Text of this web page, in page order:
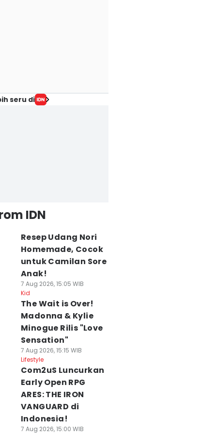
seru di
IDN
Resep Udang Nori
Homemade, Cocok
untuk Camilan Sore
Anak!
7 Aug 2026, 15:05 WIB
Kid
The Wait is Over!
Madonna & Kylie
Minogue Rilis "Love
Sensation"
7 Aug 2026, 15:15 WIB
Lifestyle
Com2uS Luncurkan
Early Open RPG
ARES: THE IRON
VANGUARD di
Indonesia!
7 Aug 2026, 15:00 WIB